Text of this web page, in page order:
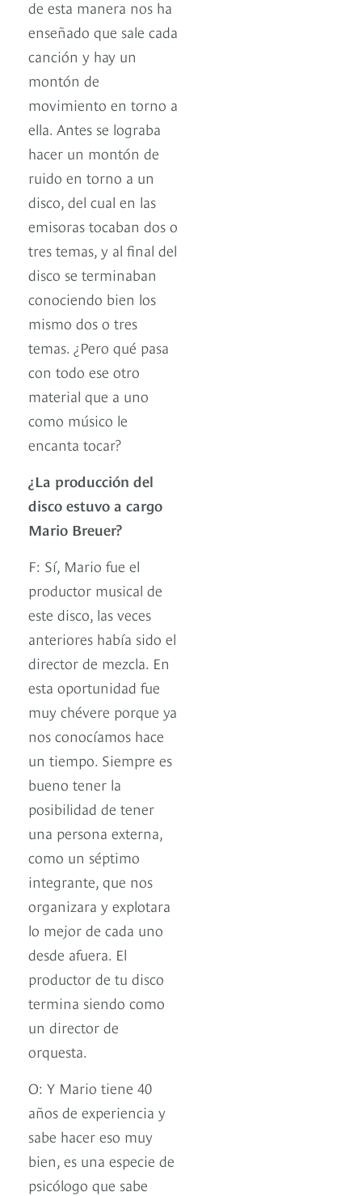
de esta manera nos ha
enseñado que sale cada
canción y hay un
montón de
movimiento en torno a
ella. Antes se lograba
hacer un montón de
ruido en torno a un
disco, del cual en las
emisoras tocaban dos o
tres temas, y al final del
disco se terminaban
conociendo bien los
mismo dos o tres
temas. ¿Pero qué pasa
con todo ese otro
material que a uno
como músico le
encanta tocar?
¿La producción del
disco estuvo a cargo
Mario Breuer?
F: Sí, Mario fue el
productor musical de
este disco, las veces
anteriores había sido el
director de mezcla. En
esta oportunidad fue
muy chévere porque ya
nos conocíamos hace
un tiempo. Siempre es
bueno tener la
posibilidad de tener
una persona externa,
como un séptimo
integrante, que nos
organizara y explotara
lo mejor de cada uno
desde afuera. El
productor de tu disco
termina siendo como
un director de
orquesta.
O: Y Mario tiene 40
años de experiencia y
sabe hacer eso muy
bien, es una especie de
psicólogo que sabe